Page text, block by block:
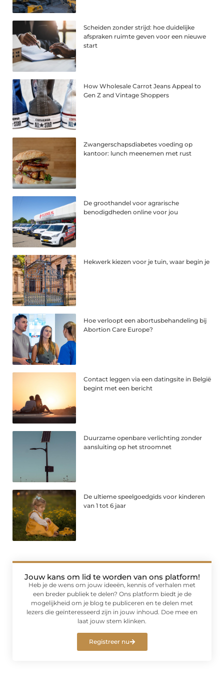
Scheiden zonder strijd: hoe duidelijke
afspraken ruimte geven voor een nieuwe
start
How Wholesale Carrot Jeans Appeal to
Gen Z and Vintage Shoppers
Zwangerschapsdiabetes voeding op
kantoor: lunch meenemen met rust
De groothandel voor agrarische
benodigdheden online voor jou
Hekwerk kiezen voor je tuin, waar begin je
Hoe verloopt een abortusbehandeling bij
Abortion Care Europe?
Contact leggen via een datingsite in België
begint met een bericht
Duurzame openbare verlichting zonder
aansluiting op het stroomnet
De ultieme speelgoedgids voor kinderen
van 1 tot 6 jaar
Jouw kans om lid te worden van ons platform!
Heb je de wens om jouw ideeën, kennis of verhalen met
een breder publiek te delen? Ons platform biedt je de
mogelijkheid om je blog te publiceren en te delen met
lezers die geïnteresseerd zijn in jouw inhoud. Doe mee en
laat jouw stem klinken.
Registreer nu